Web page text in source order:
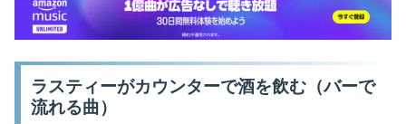
ラスティーがカウンターで酒を飲む（バーで
流れる曲）